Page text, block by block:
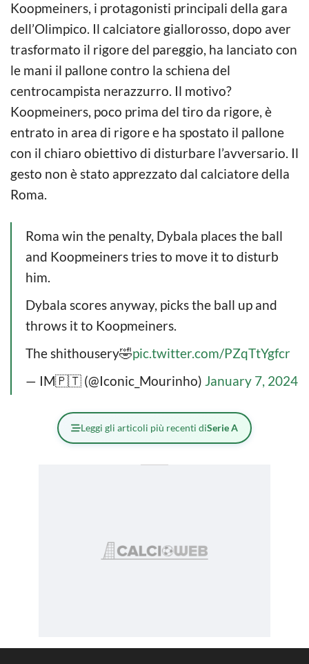
Koopmeiners, i protagonisti principali della gara
dell’Olimpico. Il calciatore giallorosso, dopo aver
trasformato il rigore del pareggio, ha lanciato con
le mani il pallone contro la schiena del
centrocampista nerazzurro. Il motivo?
Koopmeiners, poco prima del tiro da rigore, è
entrato in area di rigore e ha spostato il pallone
con il chiaro obiettivo di disturbare l’avversario. Il
gesto non è stato apprezzato dal calciatore della
Roma.
Roma win the penalty, Dybala places the ball
and Koopmeiners tries to move it to disturb
him.
Dybala scores anyway, picks the ball up and
throws it to Koopmeiners.
The shithousery🤣pic.twitter.com/PZqTtYgfcr
— IM🇵🇹 (@Iconic_Mourinho) January 7, 2024
Leggi gli articoli più recenti diSerie A